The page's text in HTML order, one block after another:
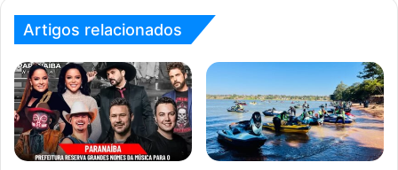
Artigos relacionados